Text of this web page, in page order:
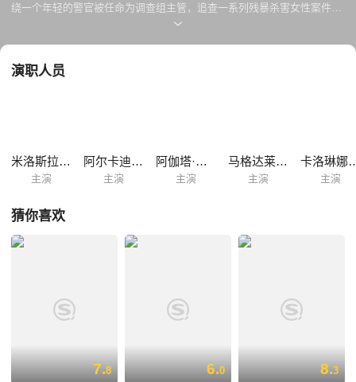
绕一个年轻的警官被任命为调查组主管，追查一系列残暴杀害女性案件的
演职人员
米洛斯拉夫·哈尼斯泽斯基
主演
阿尔卡迪乌什·雅库比克
主演
阿伽塔·库莱沙
主演
马格达莱纳·珀拉斯佳
主演
卡洛琳
主演
猜你喜欢
7.8 6.0 8.3